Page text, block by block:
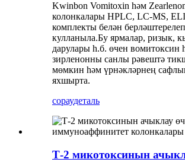
Kwinbon Vomitoxin һәм
колонкалары HPLC, LC-MS,
комплекты белән берләштерелеп
кулланыла.Бу ярмалар, ризык,
дарулары һ.б. өчен вомитоксин
зирленонны санлы рәвештә
мөмкин һәм үрнәкләрнең
яхшырта.
сораудеталь
Т-2 микотоксинын